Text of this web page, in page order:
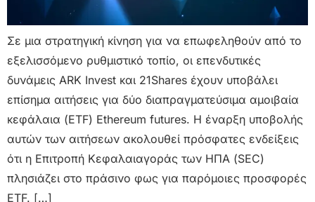
Σε μια στρατηγική κίνηση για να επωφεληθούν από το
εξελισσόμενο ρυθμιστικό τοπίο, οι επενδυτικές
δυνάμεις ARK Invest και 21Shares έχουν υποβάλει
επίσημα αιτήσεις για δύο διαπραγματεύσιμα αμοιβαία
κεφάλαια (ETF) Ethereum futures. Η έναρξη υποβολής
αυτών των αιτήσεων ακολουθεί πρόσφατες ενδείξεις
ότι η Επιτροπή Κεφαλαιαγοράς των ΗΠΑ (SEC)
πλησιάζει στο πράσινο φως για παρόμοιες προσφορές
ETF. […]